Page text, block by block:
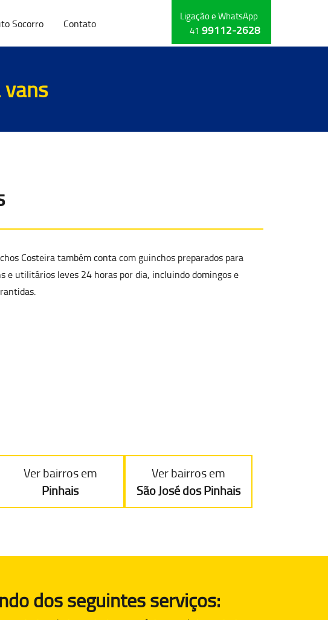
Socorro Contato
Ligação e WhatsApp
41 99112-2628
vans
Costeira também conta com guinchos preparados para
e utilitários leves 24 horas por dia, incluindo domingos e
Ver bairros em
Pinhais
Ver bairros em
São José dos Pinhais
dos seguintes serviços: